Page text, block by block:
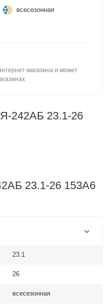
всесезонная
магазина и может
242АБ 23.1-26
23.1-26 153A6
23.1
26
всесезонная